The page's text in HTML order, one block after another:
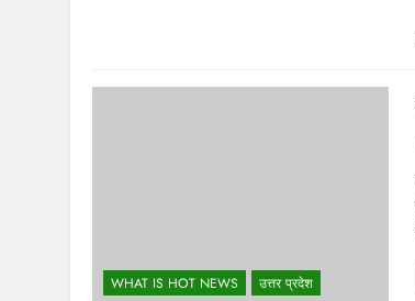
WHAT IS HOT NEWS उत्तर प्रदेश